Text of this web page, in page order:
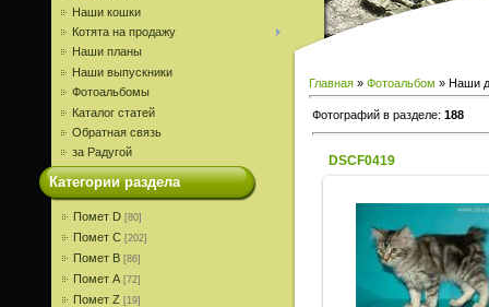
Наши кошки
Котята на продажу
Наши планы
Наши выпускники
Фотоальбомы
Каталог статей
Обратная связь
за Радугой
Категории раздела
Помет D [80]
Помет С [202]
Помет В [86]
Помет A [72]
Помет Z [19]
Главная » Фотоальбом » Наши
Фотографий в разделе: 188
DSCF0419
14.08.2013
ИрисКо